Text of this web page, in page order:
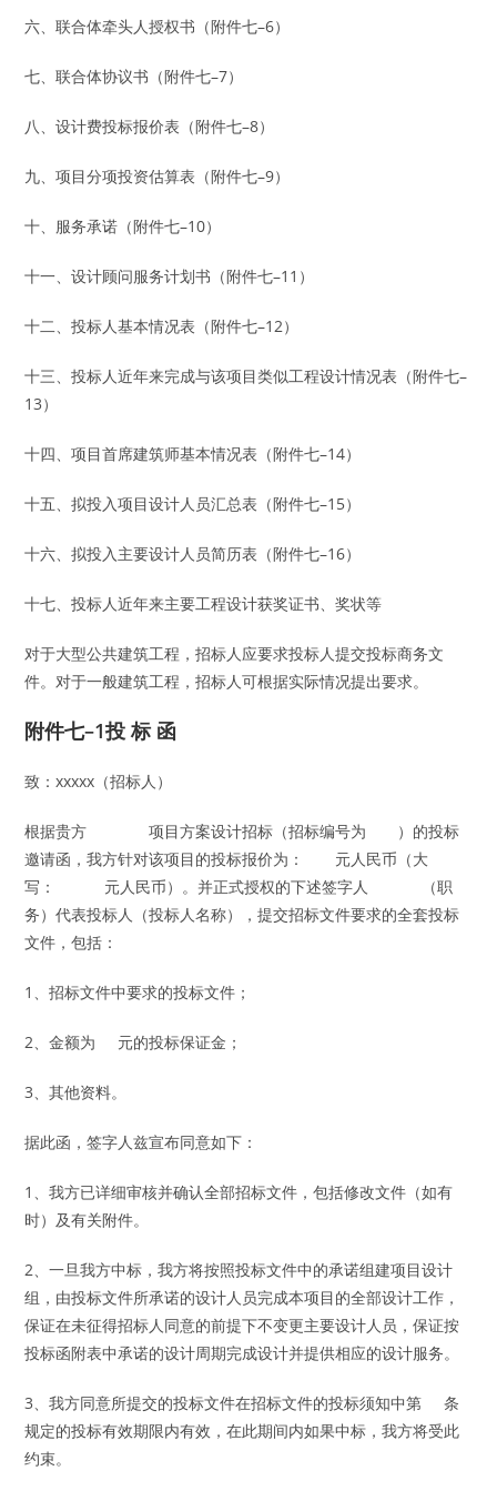
六、联合体牵头人授权书（附件七–6）
七、联合体协议书（附件七–7）
八、设计费投标报价表（附件七–8）
九、项目分项投资估算表（附件七–9）
十、服务承诺（附件七–10）
十一、设计顾问服务计划书（附件七–11）
十二、投标人基本情况表（附件七–12）
十三、投标人近年来完成与该项目类似工程设计情况表（附件七–
13）
十四、项目首席建筑师基本情况表（附件七–14）
十五、拟投入项目设计人员汇总表（附件七–15）
十六、拟投入主要设计人员简历表（附件七–16）
十七、投标人近年来主要工程设计获奖证书、奖状等
对于大型公共建筑工程，招标人应要求投标人提交投标商务文
件。对于一般建筑工程，招标人可根据实际情况提出要求。
附件七–1投 标 函
致：xxxxx（招标人）
根据贵方 项目方案设计招标（招标编号为 ）的投标
邀请函，我方针对该项目的投标报价为： 元人民币（大
写： 元人民币）。并正式授权的下述签字人 （职
务）代表投标人（投标人名称），提交招标文件要求的全套投标
文件，包括：
1、招标文件中要求的投标文件；
2、金额为 元的投标保证金；
3、其他资料。
据此函，签字人兹宣布同意如下：
1、我方已详细审核并确认全部招标文件，包括修改文件（如有
时）及有关附件。
2、一旦我方中标，我方将按照投标文件中的承诺组建项目设计
组，由投标文件所承诺的设计人员完成本项目的全部设计工作，
保证在未征得招标人同意的前提下不变更主要设计人员，保证按
投标函附表中承诺的设计周期完成设计并提供相应的设计服务。
3、我方同意所提交的投标文件在招标文件的投标须知中第 条
规定的投标有效期限内有效，在此期间内如果中标，我方将受此
约束。